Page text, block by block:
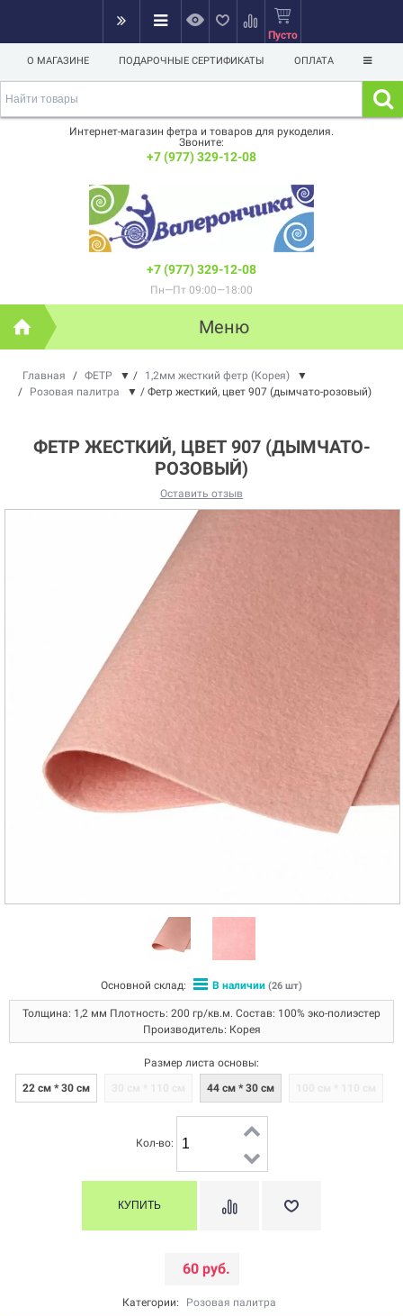
Пусто
О МАГАЗИНЕ ПОДАРОЧНЫЕ СЕРТИФИКАТЫ ОПЛАТА
Интернет-магазин фетра и товаров для рукоделия.
Звоните:
+7 (977) 329-12-08
+7 (977) 329-12-08
Пн—Пт 09:00—18:00
Меню
Главная / ФЕТР ▼ / 1,2мм жесткий фетр (Корея)
▼
/
Розовая палитра ▼ / Фетр жесткий, цвет 907 (дымчато-розовый)
ФЕТР ЖЕСТКИЙ, ЦВЕТ 907 (ДЫМЧАТО-
РОЗОВЫЙ)
Оставить отзыв
Основной склад: В наличии (26 шт)
Толщина: 1,2 мм Плотность: 200 гр/кв.м. Состав: 100% эко-полиэстер
Производитель: Корея
Размер листа основы:
22 см * 30 см
44 см * 30 см
Кол-во:
60 руб.
Категории: Розовая палитра